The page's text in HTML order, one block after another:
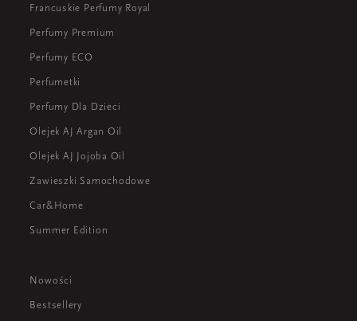
Francuskie Perfumy Royal
Perfumy Premium
Perfumy ECO
Perfumetki
Perfumy Dla Dzieci
Olejek AJ Argan Oil
Olejek AJ Jojoba Oil
Zawieszki Samochodowe
Car&Home
Summer Edition
Nowości
Bestsellery